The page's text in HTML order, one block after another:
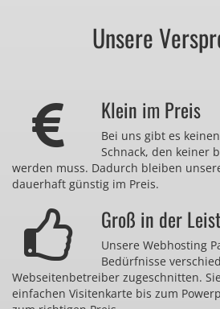
Unsere
Klein im Preis
Bei uns gibt es
Schnack, den keiner
werden muss. Dadurch bleiben
dauerhaft günstig im Preis.
Groß in der
Unsere Webhosting
Bedürfnisse
Webseitenbetreiber zugeschnitten.
einfachen Visitenkarte bis zum